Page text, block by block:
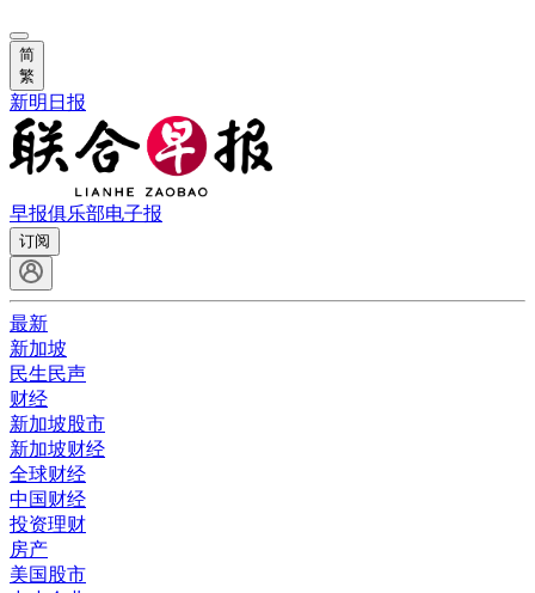
简
繁
新明日报
早报俱乐部电子报
订阅
最新
新加坡
民生民声
财经
新加坡股市
新加坡财经
全球财经
中国财经
投资理财
房产
美国股市